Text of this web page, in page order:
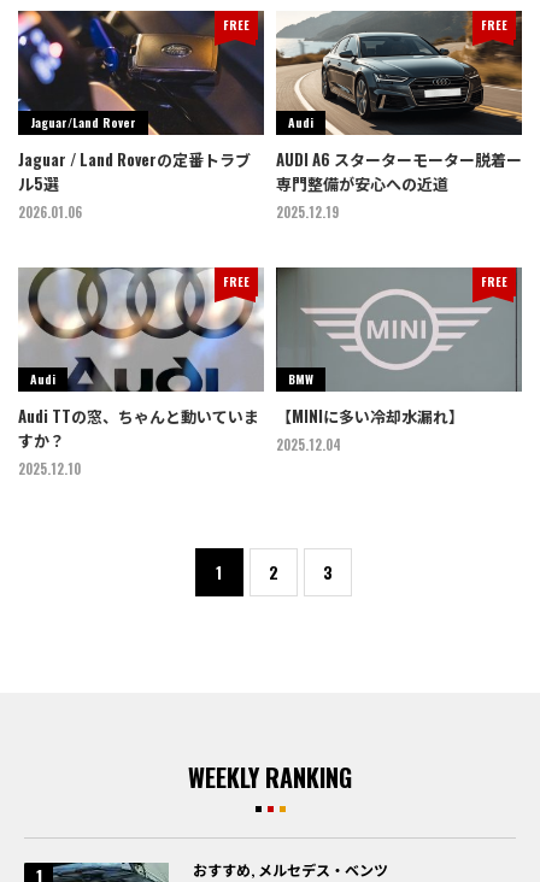
Jaguar/Land Rover
FREE
Jaguar / Land Roverの定番トラブ
ル5選
2026.01.06
Audi
FREE
AUDI A6 スターターモーター脱着ー
専門整備が安心への近道
2025.12.19
Audi
FREE
Audi TTの窓、ちゃんと動いていま
すか？
2025.12.10
BMW
FREE
【MINIに多い冷却水漏れ】
2025.12.04
1 2 3
WEEKLY RANKING
おすすめ, メルセデス・ベンツ